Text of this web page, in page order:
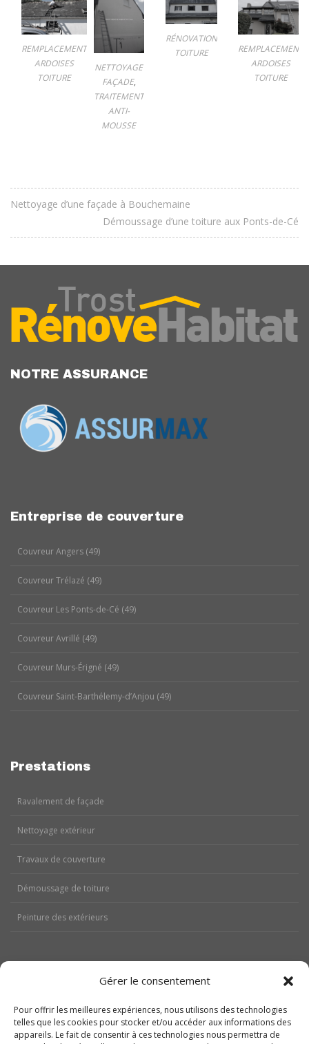
Gérer le consentement
Pour offrir les meilleures expériences, nous utilisons des technologies
telles que les cookies pour stocker et/ou accéder aux informations des
appareils. Le fait de consentir à ces technologies nous permettra de
REMPLACEMENT
ARDOISES
TOITURE
NETTOYAGE
FAÇADE,
TRAITEMENT
ANTI-
MOUSSE
RÉNOVATION
TOITURE
REMPLACEMENT
ARDOISES
TOITURE
Nettoyage d’une façade à Bouchemaine
Démoussage d’une toiture aux Ponts-de-Cé
NOTRE ASSURANCE
Entreprise de couverture
Couvreur Angers (49)
Couvreur Trélazé (49)
Couvreur Les Ponts-de-Cé (49)
Couvreur Avrillé (49)
Couvreur Murs-Érigné (49)
Couvreur Saint-Barthélemy-d’Anjou (49)
Prestations
Ravalement de façade
Nettoyage extérieur
Travaux de couverture
Démoussage de toiture
Peinture des extérieurs
Nos réalisations